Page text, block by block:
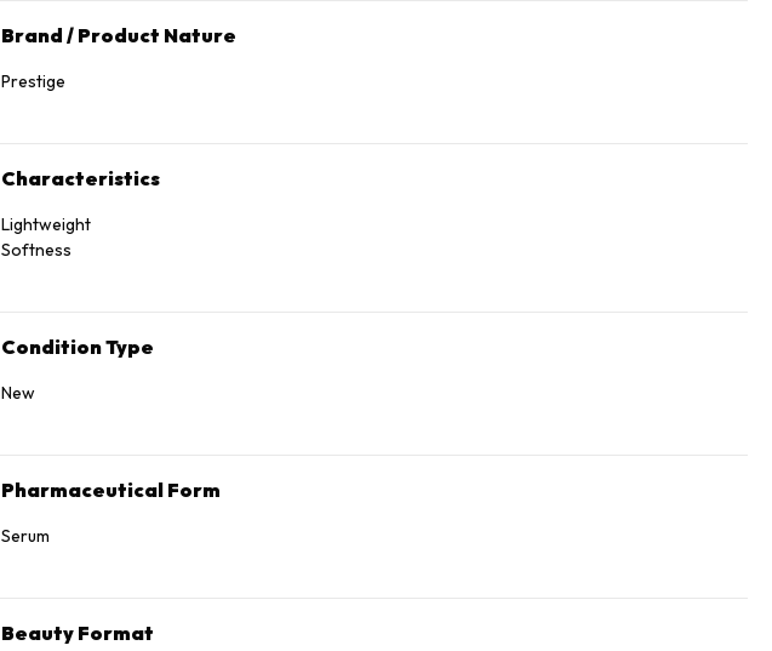
Brand / Product Nature
Prestige
Characteristics
Lightweight
Softness
Condition Type
New
Pharmaceutical Form
Serum
Beauty Format